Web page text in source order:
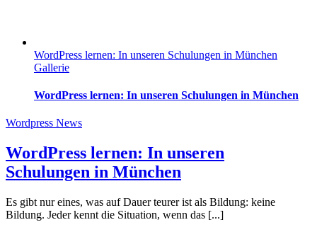
WordPress lernen: In unseren Schulungen in München
Gallerie
WordPress lernen: In unseren Schulungen in München
Wordpress News
WordPress lernen: In unseren
Schulungen in München
Es gibt nur eines, was auf Dauer teurer ist als Bildung: keine
Bildung. Jeder kennt die Situation, wenn das [...]